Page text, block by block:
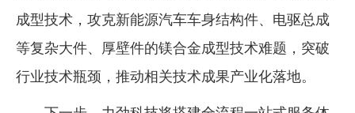
成型技术，攻克新能源汽车车身结构件、电驱总成
等复杂大件、厚壁件的镁合金成型技术难题，突破
行业技术瓶颈，推动相关技术成果产业化落地。